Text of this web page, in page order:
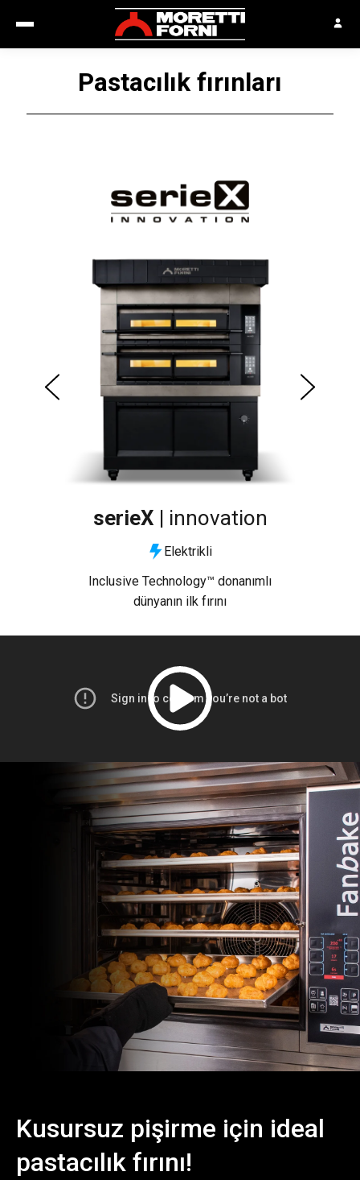
Pastacılık fırınları
serieX | innovation
Elektrikli
Inclusive Technology™ donanımlı
dünyanın ilk fırını
Kusursuz pişirme için ideal
pastacılık fırını!